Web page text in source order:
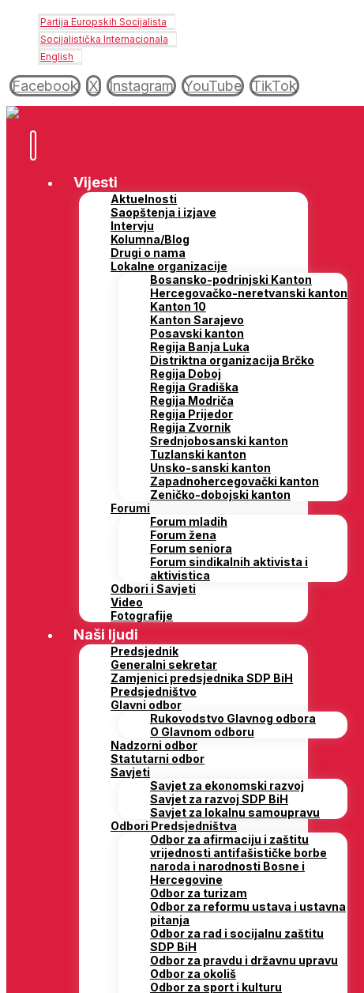
Partija Europskih Socijalista
Socijalistička Internacionala
English
Facebook X Instagram YouTube TikTok
Vijesti
Aktuelnosti
Saopštenja i izjave
Intervju
Kolumna/Blog
Drugi o nama
Lokalne organizacije
Bosansko-podrinjski Kanton
Hercegovačko-neretvanski kanton
Kanton 10
Kanton Sarajevo
Posavski kanton
Regija Banja Luka
Distriktna organizacija Brčko
Regija Doboj
Regija Gradiška
Regija Modriča
Regija Prijedor
Regija Zvornik
Srednjobosanski kanton
Tuzlanski kanton
Unsko-sanski kanton
Zapadnohercegovački kanton
Zeničko-dobojski kanton
Forumi
Forum mladih
Forum žena
Forum seniora
Forum sindikalnih aktivista i
aktivistica
Odbori i Savjeti
Video
Fotografije
Naši ljudi
Predsjednik
Generalni sekretar
Zamjenici predsjednika SDP BiH
Predsjedništvo
Glavni odbor
Rukovodstvo Glavnog odbora
O Glavnom odboru
Nadzorni odbor
Statutarni odbor
Savjeti
Savjet za ekonomski razvoj
Savjet za razvoj SDP BiH
Savjet za lokalnu samoupravu
Odbori Predsjedništva
Odbor za afirmaciju i zaštitu
vrijednosti antifašističke borbe
naroda i narodnosti Bosne i
Hercegovine
Odbor za turizam
Odbor za reformu ustava i ustavna
pitanja
Odbor za rad i socijalnu zaštitu
SDP BiH
Odbor za pravdu i državnu upravu
Odbor za okoliš
Odbor za sport i kulturu